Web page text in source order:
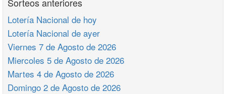
Lotería Nacional de hoy
Lotería Nacional de ayer
Viernes 7 de Agosto de 2026
Miercoles 5 de Agosto de 2026
Martes 4 de Agosto de 2026
Domingo 2 de Agosto de 2026